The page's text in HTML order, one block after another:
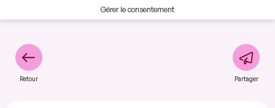
Gérer le consentement
Retour Partager